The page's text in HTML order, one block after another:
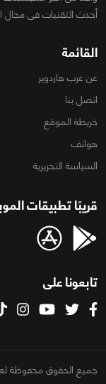
أحدث التقنيات فى مجال
القائمة
عن عرب هاردوير
اتصل بنا
خريطة الموقع
هواتف
السياسة التحريرية
قريبًا تطبيقات
تابعونا على
جميع الحقوق محفوظة لعرب